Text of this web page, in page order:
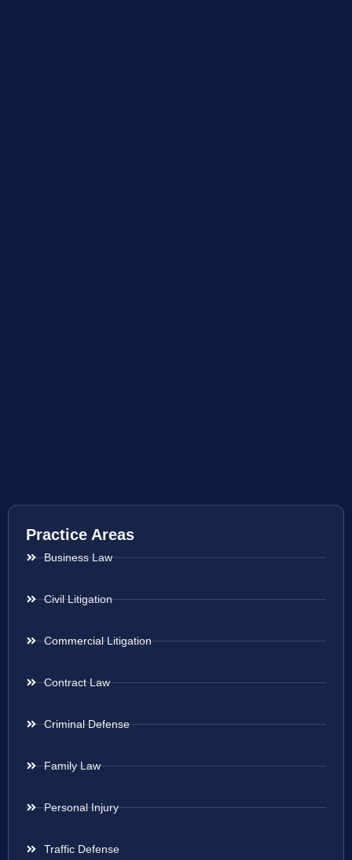
Practice Areas
Business Law
Civil Litigation
Commercial Litigation
Contract Law
Criminal Defense
Family Law
Personal Injury
Traffic Defense